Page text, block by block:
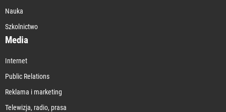
Nauka
Szkolnictwo
Media
Internet
Public Relations
Reklama i marketing
Telewizja, radio, prasa